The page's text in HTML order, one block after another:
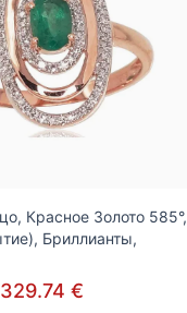
Красное Золото 585°,
Бриллианты,
€